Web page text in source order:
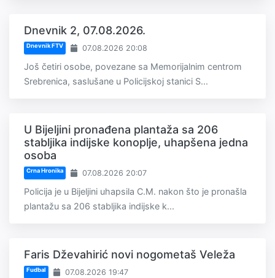
Dnevnik 2, 07.08.2026.
Dnevnik FTV 07.08.2026 20:08
Još četiri osobe, povezane sa Memorijalnim centrom
Srebrenica, saslušane u Policijskoj stanici S...
U Bijeljini pronađena plantaža sa 206
stabljika indijske konoplje, uhapšena jedna
osoba
Crna Hronika 07.08.2026 20:07
Policija je u Bijeljini uhapsila C.M. nakon što je pronašla
plantažu sa 206 stabljika indijske k...
Faris Dževahirić novi nogometaš Veleža
Fudbal 07.08.2026 19:47